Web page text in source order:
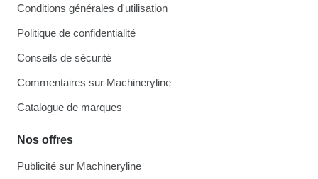
Conditions générales d'utilisation
Politique de confidentialité
Conseils de sécurité
Commentaires sur Machineryline
Catalogue de marques
Nos offres
Publicité sur Machineryline